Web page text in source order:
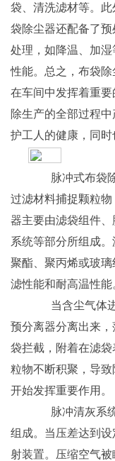
袋、清洗滤材等。
袋除尘器还配备了
处理，如降温、加
性能。总之，布袋除
在车间中发挥着重
除生产的全部过程
护工人的健康，同时
脉冲式布袋除
过滤材料捕捉颗粒
器主要由滤袋组件
系统等部分所组成
聚酯、聚丙烯或玻
滤性能和耐高温性能
当含尘气体进
预分离器分离出来
袋拦截，附着在滤
粒物不断积聚，导
开始发挥重要作用。
脉冲清灰系统
组成。当压差达到
射装置。压缩空气